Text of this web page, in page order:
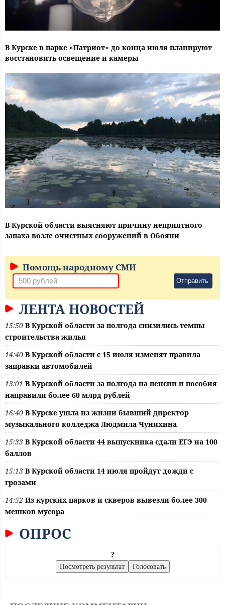
В Курске в парке «Патриот» до конца июля планируют
восстановить освещение и камеры
В Курской области выясняют причину неприятного
запаха возле очистных сооружений в Обояни
Помощь народному СМИ
Отправить
ЛЕНТА НОВОСТЕЙ
15:50 В Курской области за полгода снизились темпы
строительства жилья
14:40 В Курской области с 15 июля изменят правила
заправки автомобилей
13:01 В Курской области за полгода на пенсии и пособия
направили более 60 млрд рублей
16:40 В Курске ушла из жизни бывший директор
музыкального колледжа Людмила Чунихина
15:33 В Курской области 44 выпускника сдали ЕГЭ на 100
баллов
15:13 В Курской области 14 июля пройдут дожди с
грозами
14:52 Из курских парков и скверов вывезли более 300
мешков мусора
ОПРОС
?